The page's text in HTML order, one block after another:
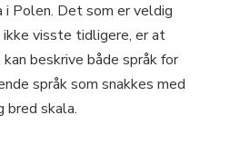
i Polen. Det som er veldig
visste tidligere, er at
beskrive både språk for
språk som snakkes med
bred skala.